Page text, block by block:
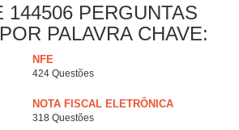
144506 PERGUNTAS
PALAVRA CHAVE:
NFE
424 Questões
NOTA FISCAL ELETRÔNICA
318 Questões